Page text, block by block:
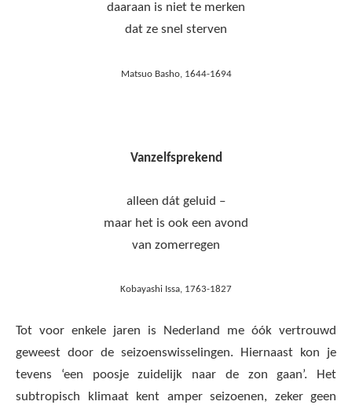
daaraan is niet te merken
dat ze snel sterven
Matsuo Basho, 1644-1694
Vanzelfsprekend
alleen dát geluid –
maar het is ook een avond
van zomerregen
Kobayashi Issa, 1763-1827
Tot voor enkele jaren is Nederland me óók vertrouwd
geweest door de seizoenswisselingen. Hiernaast kon je
tevens ‘een poosje zuidelijk naar de zon gaan’. Het
subtropisch klimaat kent amper seizoenen, zeker geen